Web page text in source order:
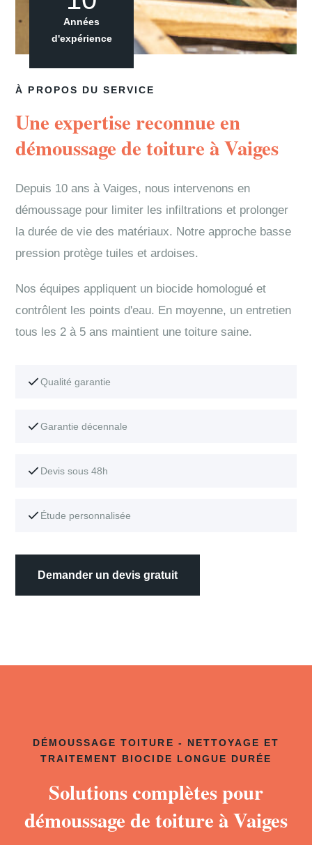
À PROPOS DU SERVICE
Une expertise reconnue en
démoussage de toiture à Vaiges
Depuis 10 ans à Vaiges, nous intervenons en
démoussage pour limiter les infiltrations et prolonger
la durée de vie des matériaux. Notre approche basse
pression protège tuiles et ardoises.
Nos équipes appliquent un biocide homologué et
contrôlent les points d'eau. En moyenne, un entretien
tous les 2 à 5 ans maintient une toiture saine.
Qualité garantie
Garantie décennale
Devis sous 48h
Étude personnalisée
Demander un devis gratuit
Années
d'expérience
DÉMOUSSAGE TOITURE - NETTOYAGE ET
TRAITEMENT BIOCIDE LONGUE DURÉE
Solutions complètes pour
démoussage de toiture à Vaiges